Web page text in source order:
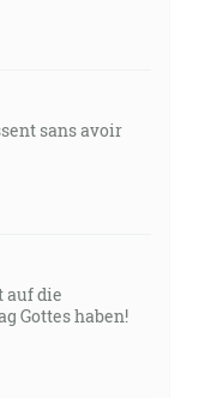
sans avoir
auf die
Gottes haben!